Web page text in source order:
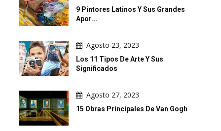
9 Pintores Latinos Y Sus Grandes
Apor...
Agosto 23, 2023
Los 11 Tipos De Arte Y Sus
Significados
Agosto 27, 2023
15 Obras Principales De Van Gogh